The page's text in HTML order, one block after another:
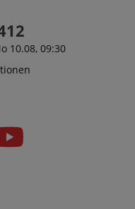
10.08, 09:30